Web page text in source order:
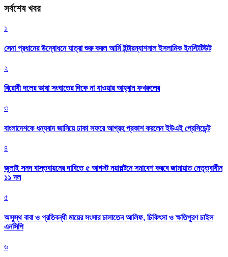
সর্বশেষ খবর
১
সেনা প্রধানের উদ্বোধনে যাত্রা শুরু করল আর্মি ইন্টারন্যাশনাল ইসলামিক ইনস্টিটিউট
২
বিরোধী দলের ভাষা সংঘাতের দিকে না যাওয়ার আহ্বান ফখরুলের
৩
বাংলাদেশকে ধন্যবাদ জানিয়ে ঢাকা সফরে আগ্রহ প্রকাশ করলেন ইউএই প্রেসিডেন্ট
৪
জুলাই সনদ বাস্তবায়নের দাবিতে ৫ আগস্ট নয়াপল্টনে সমাবেশ করবে জামায়াত নেতৃত্বাধীন
১১ দল
৫
অসুস্থ বাবা ও প্রতিবন্ধী মায়ের সংসার চালাতেন আলিফ, চিকিৎসা ও ক্ষতিপূরণ চাইল
এনসিপি
৬